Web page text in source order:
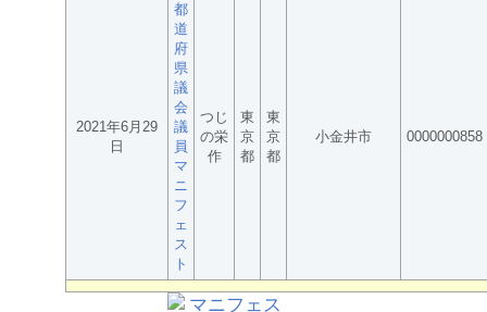
2021年6月29
日
都
道
府
県
議
会
議
員
マ
ニ
フ
ェ
ス
ト
つじ
の栄
作
東
京
都
東
京
都
小金井市 0000000858